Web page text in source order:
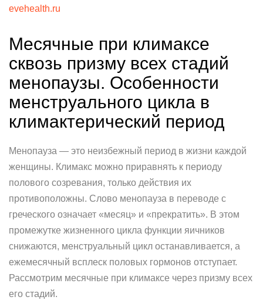
evehealth.ru
Месячные при климаксе
сквозь призму всех стадий
менопаузы. Особенности
менструального цикла в
климактерический период
Менопауза — это неизбежный период в жизни каждой
женщины. Климакс можно приравнять к периоду
полового созревания, только действия их
противоположны. Слово менопауза в переводе с
греческого означает «месяц» и «прекратить». В этом
промежутке жизненного цикла функции яичников
снижаются, менструальный цикл останавливается, а
ежемесячный всплеск половых гормонов отступает.
Рассмотрим месячные при климаксе через призму всех
его стадий.